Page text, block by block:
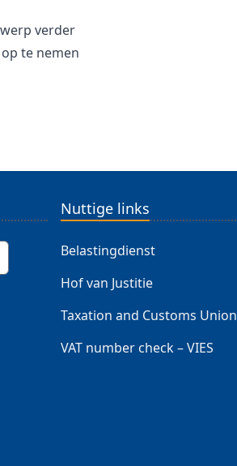
verder
te nemen
Nuttige links
Belastingdienst
Hof van Justitie
Taxation and Customs Union
VAT number check – VIES